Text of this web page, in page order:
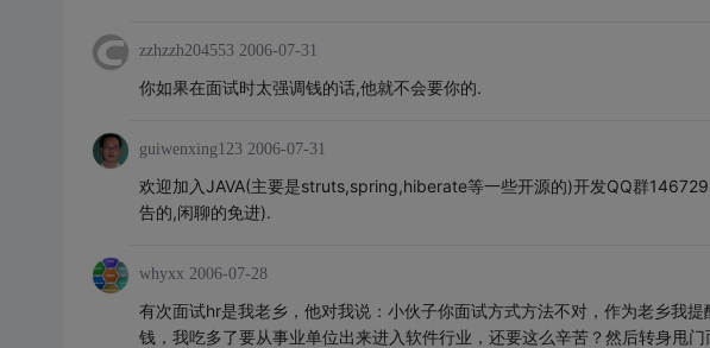
zzhzzh204553 2006-07-31
你如果在面试时太强调钱的话,他就不会要你的.
guiwenxing123 2006-07-31
欢迎加入JAVA(主要是struts,spring,hiberate等一些开源的)开发QQ群
告的,闲聊的免进).
whyxx 2006-07-28
有次面试hr是我老乡，他对我说：小伙子你面试方式方法不对，作为老乡我
钱，我吃多了要从事业单位出来进入软件行业，还要这么辛苦？然后转身甩